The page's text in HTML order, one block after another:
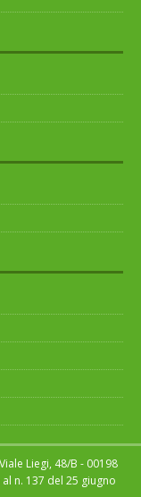
Liegi, 48/B - 00198
n. 137 del 25 giugno